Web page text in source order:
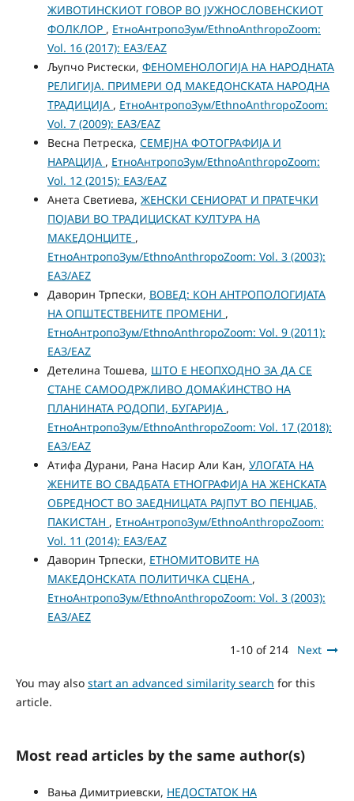
ЖИВОТИНСКИОТ ГОВОР ВО ЈУЖНОСЛОВЕНСКИОТ
ФОЛКЛОР , ЕтноАнтропоЗум/EthnoAnthropoZoom:
Vol. 16 (2017): ЕАЗ/EAZ
Љупчо Ристески, ФЕНОМЕНОЛОГИЈА НА НАРОДНАТА
РЕЛИГИЈА. ПРИМЕРИ ОД МАКЕДОНСКАТА НАРОДНА
ТРАДИЦИЈА , ЕтноАнтропоЗум/EthnoAnthropoZoom:
Vol. 7 (2009): ЕАЗ/EAZ
Весна Петреска, СЕМЕЈНА ФОТОГРАФИЈА И
НАРАЦИЈА , ЕтноАнтропоЗум/EthnoAnthropoZoom:
Vol. 12 (2015): ЕАЗ/EAZ
Анета Светиева, ЖЕНСКИ СЕНИОРАТ И ПРАТЕЧКИ
ПОЈАВИ ВО ТРАДИЦИСКАТ КУЛТУРА НА
МАКЕДОНЦИТЕ ,
ЕтноАнтропоЗум/EthnoAnthropoZoom: Vol. 3 (2003):
ЕАЗ/AEZ
Даворин Трпески, ВОВЕД: КОН АНТРОПОЛОГИЈАТА
НА ОПШТЕСТВЕНИТЕ ПРОМЕНИ ,
ЕтноАнтропоЗум/EthnoAnthropoZoom: Vol. 9 (2011):
ЕАЗ/EAZ
Детелина Тошева, ШТО Е НЕОПХОДНО ЗА ДА СЕ
СТАНЕ САМООДРЖЛИВО ДОМАЌИНСТВО НА
ПЛАНИНАТА РОДОПИ, БУГАРИЈА ,
ЕтноАнтропоЗум/EthnoAnthropoZoom: Vol. 17 (2018):
ЕАЗ/EAZ
Атифа Дурани, Рана Насир Али Кан, УЛОГАТА НА
ЖЕНИТЕ ВО СВАДБАТА ЕТНОГРАФИЈА НА ЖЕНСКАТА
ОБРЕДНОСТ ВО ЗАЕДНИЦАТА РАЈПУТ ВО ПЕНЏАБ,
ПАКИСТАН , ЕтноАнтропоЗум/EthnoAnthropoZoom:
Vol. 11 (2014): ЕАЗ/EAZ
Даворин Трпески, ЕТНОМИТОВИТЕ НА
МАКЕДОНСКАТА ПОЛИТИЧКА СЦЕНА ,
ЕтноАнтропоЗум/EthnoAnthropoZoom: Vol. 3 (2003):
ЕАЗ/AEZ
1-10 of 214 Next
You may also start an advanced similarity search for this
article.
Most read articles by the same author(s)
Вања Димитриевски, НЕДОСТАТОК НА